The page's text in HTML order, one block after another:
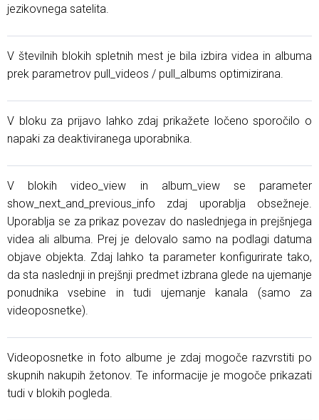
jezikovnega satelita.
V številnih blokih spletnih mest je bila izbira videa in albuma
prek parametrov pull_videos / pull_albums optimizirana.
V bloku za prijavo lahko zdaj prikažete ločeno sporočilo o
napaki za deaktiviranega uporabnika.
V blokih video_view in album_view se parameter
show_next_and_previous_info zdaj uporablja obsežneje.
Uporablja se za prikaz povezav do naslednjega in prejšnjega
videa ali albuma. Prej je delovalo samo na podlagi datuma
objave objekta. Zdaj lahko ta parameter konfigurirate tako,
da sta naslednji in prejšnji predmet izbrana glede na ujemanje
ponudnika vsebine in tudi ujemanje kanala (samo za
videoposnetke).
Videoposnetke in foto albume je zdaj mogoče razvrstiti po
skupnih nakupih žetonov. Te informacije je mogoče prikazati
tudi v blokih pogleda.